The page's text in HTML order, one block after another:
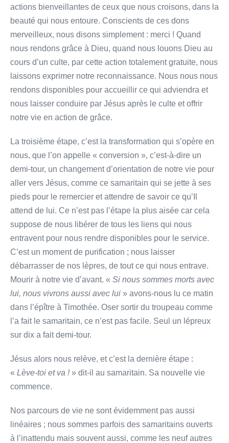
actions bienveillantes de ceux que nous croisons, dans la
beauté qui nous entoure. Conscients de ces dons
merveilleux, nous disons simplement : merci ! Quand
nous rendons grâce à Dieu, quand nous louons Dieu au
cours d’un culte, par cette action totalement gratuite, nous
laissons exprimer notre reconnaissance. Nous nous nous
rendons disponibles pour accueillir ce qui adviendra et
nous laisser conduire par Jésus après le culte et offrir
notre vie en action de grâce.
La troisième étape, c’est la transformation qui s’opère en
nous, que l’on appelle « conversion », c’est-à-dire un
demi-tour, un changement d’orientation de notre vie pour
aller vers Jésus, comme ce samaritain qui se jette à ses
pieds pour le remercier et attendre de savoir ce qu’Il
attend de lui. Ce n’est pas l’étape la plus aisée car cela
suppose de nous libérer de tous les liens qui nous
entravent pour nous rendre disponibles pour le service.
C’est un moment de purification ; nous laisser
débarrasser de nos lèpres, de tout ce qui nous entrave.
Mourir à notre vie d’avant. « Si nous sommes morts avec
lui, nous vivrons aussi avec lui » avons-nous lu ce matin
dans l’épître à Timothée. Oser sortir du troupeau comme
l’a fait le samaritain, ce n’est pas facile. Seul un lépreux
sur dix a fait demi-tour.
Jésus alors nous relève, et c’est la dernière étape :
« Lève-toi et va !» dit-il au samaritain. Sa nouvelle vie
commence.
Nos parcours de vie ne sont évidemment pas aussi
linéaires ; nous sommes parfois des samaritains ouverts
à l’inattendu mais souvent aussi, comme les neuf autres